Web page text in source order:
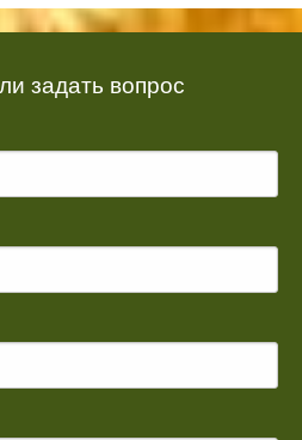
задать вопрос